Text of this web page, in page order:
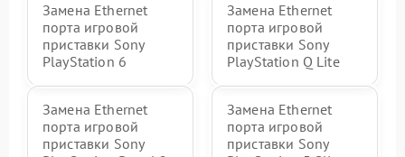
Замена Ethernet
порта игровой
приставки Sony
PlayStation 6
Замена Ethernet
порта игровой
приставки Sony
PlayStation Q Lite
Замена Ethernet
порта игровой
приставки Sony
Замена Ethernet
порта игровой
приставки Sony